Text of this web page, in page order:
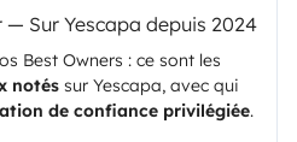
Sur Yescapa depuis 2024
Best Owners : ce sont les
notés sur Yescapa, avec qui
de confiance privilégiée.